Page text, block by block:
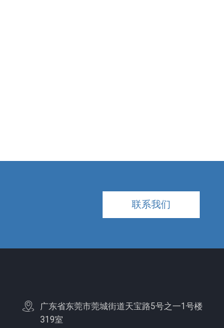
联系我们
广东省东莞市莞城街道天宝路5号之一1号楼
319室